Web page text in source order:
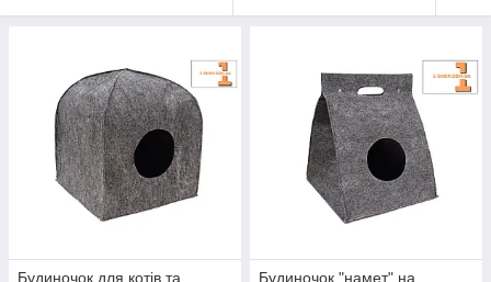
Будиночок для котів та
Будиночок "намет" на